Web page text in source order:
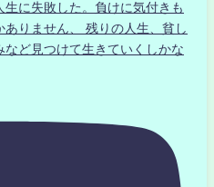
に失敗した。負けに気付きも
りません、 残りの人生、貧し
など見つけて生きていくしかな